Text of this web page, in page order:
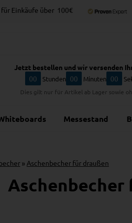
Einkäufe über 100€
Jetzt bestellen und wir versenden
00
Stunden 00 Minuten 00
Dies gilt nur für Artikel ab Lager sowie
Messestand
» Aschenbecher für draußen